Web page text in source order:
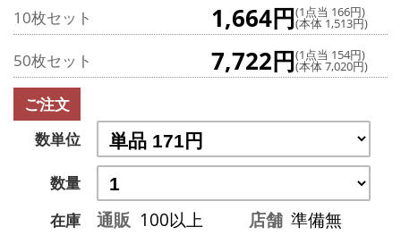
10枚セット 1,664円(1点当 166円)
(本体 1,513円)
50枚セット 7,722円(1点当 154円)
(本体 7,020円)
ご注文
数単位
数量
在庫
通販 100以上 店舗 準備無